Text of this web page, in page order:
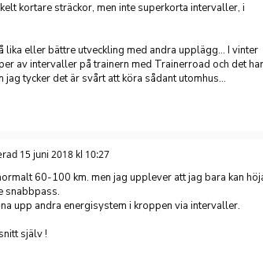
kortare sträckor, men inte superkorta intervaller, i
lika eller bättre utveckling med andra upplägg... I vinter
av intervaller på trainern med Trainerroad och det har
jag tycker det är svårt att köra sådant utomhus...
15 juni 2018 kl 10:27
60-100 km. men jag upplever att jag bara kan
snabbpass.
upp andra energisystem i kroppen via intervaller.
själv !